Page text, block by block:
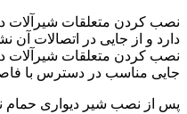
نصب کردن متعلقات شیرآلات
دارد و از جایی در اتصالات آن
نصب کردن متعلقات شیرآلات
جایی مناسب در دسترس با
پس از نصب شیر دیواری حمام